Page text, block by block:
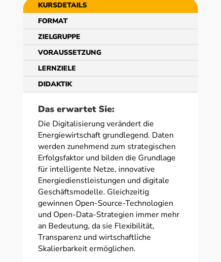
KURSDETAILS
FORMAT
ZIELGRUPPE
VORAUSSETZUNG
LERNZIELE
DIDAKTIK
Das erwartet Sie:
Die Digitalisierung verändert die
Energiewirtschaft grundlegend. Daten
werden zunehmend zum strategischen
Erfolgsfaktor und bilden die Grundlage
für intelligente Netze, innovative
Energiedienstleistungen und digitale
Geschäftsmodelle. Gleichzeitig
gewinnen Open-Source-Technologien
und Open-Data-Strategien immer mehr
an Bedeutung, da sie Flexibilität,
Transparenz und wirtschaftliche
Skalierbarkeit ermöglichen.